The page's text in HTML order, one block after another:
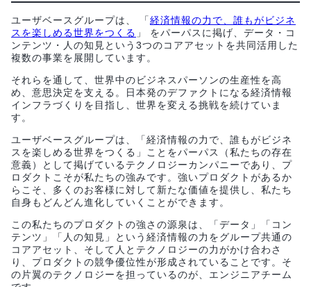
ユーザベースグループは、 「経済情報の力で、誰もがビジネ
スを楽しめる世界をつくる 」 をパーパスに掲げ、データ・コ
ンテンツ・人の知見という3つのコアアセットを共同活用した
複数の事業を展開しています。
それらを通して、世界中のビジネスパーソンの生産性を高
め、意思決定を支える。日本発のデファクトになる経済情報
インフラづくりを目指し、世界を変える挑戦を続けていま
す。
ユーザベースグループは、「経済情報の力で、誰もがビジネ
スを楽しめる世界をつくる」ことをパーパス（私たちの存在
意義）として掲げているテクノロジーカンパニーであり、プ
ロダクトこそが私たちの強みです。強いプロダクトがあるか
らこそ、多くのお客様に対して新たな価値を提供し、私たち
自身もどんどん進化していくことができます。
この私たちのプロダクトの強さの源泉は、「データ」「コン
テンツ」「人の知見」という経済情報の力をグループ共通の
コアアセット、そして人とテクノロジーの力がかけ合わさ
り、プロダクトの競争優位性が形成されていることです。そ
の片翼のテクノロジーを担っているのが、エンジニアチーム